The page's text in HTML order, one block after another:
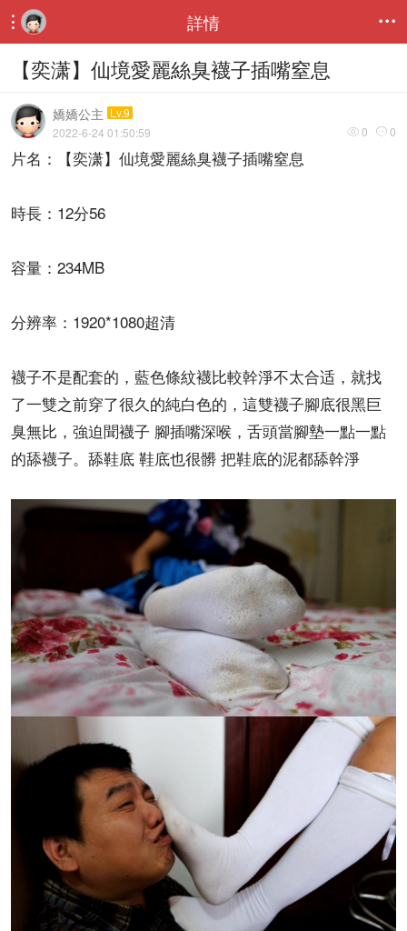
 詳情 
【奕潇】仙境愛麗絲臭襪子插嘴窒息
嬌嬌公主 Lv.9
 0  0
2022-6-24 01:50:59
片名：【奕潇】仙境愛麗絲臭襪子插嘴窒息
時長：12分56
容量：234MB
分辨率：1920*1080超清
襪子不是配套的，藍色條紋襪比較幹淨不太合适，就找
了一雙之前穿了很久的純白色的，這雙襪子腳底很黑巨
臭無比，強迫聞襪子 腳插嘴深喉，舌頭當腳墊一點一點
的舔襪子。舔鞋底 鞋底也很髒 把鞋底的泥都舔幹淨